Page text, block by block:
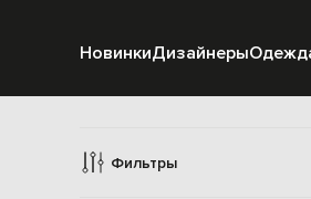
НовинкиДизайнеры
Фильтры